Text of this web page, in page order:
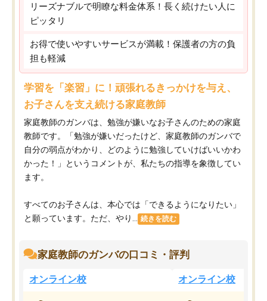
リーズナブルで明瞭な料金体系！長く続けたい人に
ピッタリ
お得で使いやすいサービスが満載！保護者の方の負
担も軽減
学習を「楽習」に！頑張れるきっかけを与え、
お子さんを支え続ける家庭教師
家庭教師のガンバは、勉強が嫌いなお子さんのための家庭
教師です。「勉強が嫌いだったけど、家庭教師のガンバで
自分の弱点がわかり、どのように勉強していけばいいかわ
かった！」というコメントが、私たちの指導を象徴してい
ます。
すべてのお子さんは、本心では「できるようになりたい」
と願っています。ただ、やり...
続きを読む
家庭教師のガンバの口コミ・評判
オンライン校 オンライン校